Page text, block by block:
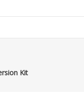
Kit